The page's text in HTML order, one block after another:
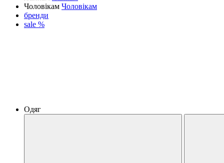
Чоловікам Чоловікам
бренди
sale %
Одяг